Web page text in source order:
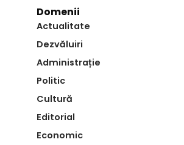
Domenii
Actualitate
Dezvăluiri
Administrație
Politic
Cultură
Editorial
Economic